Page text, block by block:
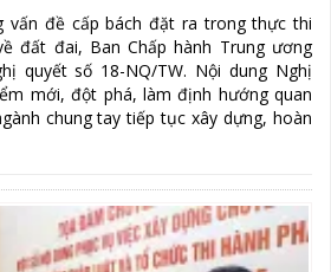
vấn đề cấp bách đặt ra trong thực thi
đất đai, Ban Chấp hành Trung ương
quyết số 18-NQ/TW. Nội dung Nghị
mới, đột phá, làm định hướng quan
chung tay tiếp tục xây dựng, hoàn